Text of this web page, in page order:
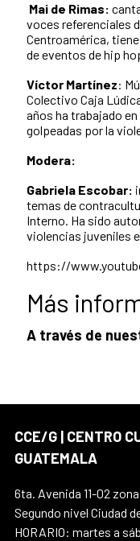
Mai de Rimas:
voces referenciales
Centroamérica,
de eventos de hip
Víctor Martínez:
Colectivo Caja
años ha trabajado
golpeadas por la
Modera:
Gabriela Escobar:
temas de
Interno. Ha sido
violencias juveniles
https://
Más
A través de
CCE/G | CENTRO
GUATEMALA
6ta. Avenida 11-02
Segundo nivel Ciudad
HORARIO: martes a